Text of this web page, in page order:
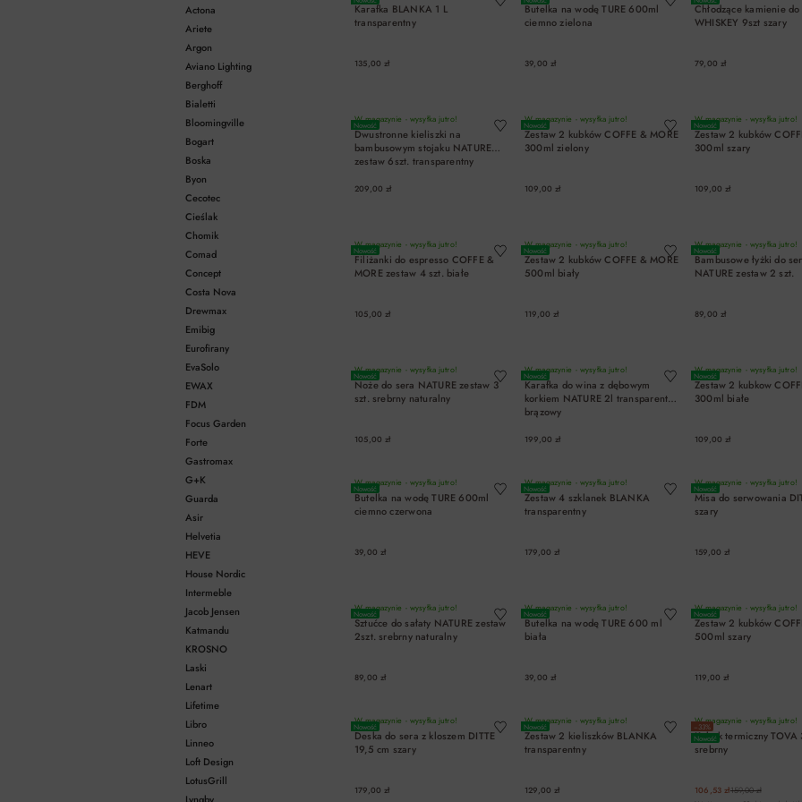
Actona
Ariete
Argon
Aviano Lighting
Berghoff
Bialetti
Bloomingville
Bogart
Boska
Byon
Cecotec
Cieślak
Chomik
Comad
Concept
Costa Nova
Drewmax
Emibig
Eurofirany
EvaSolo
EWAX
FDM
Focus Garden
Forte
Gastromax
G+K
Guarda
Asir
Helvetia
HEVE
House Nordic
Intermeble
Jacob Jensen
Katmandu
KROSNO
Laski
Lenart
Lifetime
Libro
Linneo
Loft Design
LotusGrill
Karafka BLANKA 1 L
transparentny
135,00 zł
Butelka na wodę TURE 600ml
ciemno zielona
39,00 zł
Chłodzące kamienie
WHISKEY 9szt szary
79,00 zł
Nowość
W magazynie - wysyłka jutro!
Dwustronne kieliszki na
bambusowym stojaku NATURE
zestaw 6szt. transparentny
209,00 zł
Nowość
W magazynie - wysyłka jutro!
Zestaw 2 kubków COFFE & MORE
300ml zielony
109,00 zł
Nowość
W magazynie - wysyłka jutro!
Zestaw 2 kubków
300ml szary
109,00 zł
Nowość
W magazynie - wysyłka jutro!
Filiżanki do espresso COFFE &
MORE zestaw 4 szt. białe
105,00 zł
Nowość
W magazynie - wysyłka jutro!
Zestaw 2 kubków COFFE & MORE
500ml biały
119,00 zł
Nowość
W magazynie - wysyłka jutro!
Bambusowe łyżki do
NATURE zestaw 2 szt.
89,00 zł
Nowość
W magazynie - wysyłka jutro!
Noże do sera NATURE zestaw 3
szt. srebrny naturalny
105,00 zł
Nowość
W magazynie - wysyłka jutro!
Karafka do wina z dębowym
korkiem NATURE 2l transparentny
brązowy
199,00 zł
Nowość
W magazynie - wysyłka jutro!
Zestaw 2 kubkow
300ml białe
109,00 zł
Nowość
W magazynie - wysyłka jutro!
Butelka na wodę TURE 600ml
ciemno czerwona
39,00 zł
Nowość
W magazynie - wysyłka jutro!
Zestaw 4 szklanek BLANKA
transparentny
179,00 zł
Nowość
W magazynie - wysyłka jutro!
Misa do serwowania
szary
159,00 zł
Nowość
W magazynie - wysyłka jutro!
Sztućce do sałaty NATURE zestaw
2szt. srebrny naturalny
89,00 zł
Nowość
W magazynie - wysyłka jutro!
Butelka na wodę TURE 600 ml
biała
39,00 zł
Nowość
W magazynie - wysyłka jutro!
Zestaw 2 kubków
500ml szary
119,00 zł
Nowość
W magazynie - wysyłka jutro!
Deska do sera z kloszem DITTE
19,5 cm szary
179,00 zł
Nowość
W magazynie - wysyłka jutro!
Zestaw 2 kieliszków BLANKA
transparentny
129,00 zł
−33%
Nowość
W magazynie - wysyłka jutro!
Kubek termiczny
srebrny
106,53 zł159,00 zł